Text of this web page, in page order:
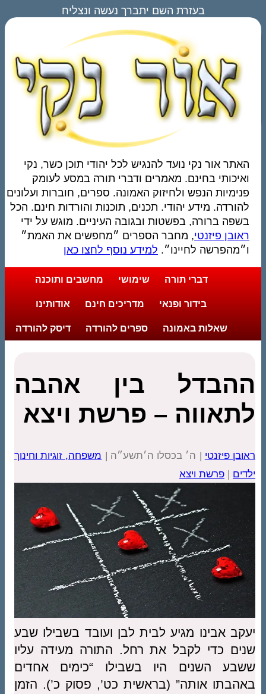
בעזרת השם יתברך נעשה ונצליח
האתר אור נקי נועד להנגיש לכל יהודי תוכן כשר, נקי
ואיכותי בחינם. מאמרים ודברי תורה במסע לעומק
פנימיות הנפש ולחיזוק האמונה. ספרים, חוברות ועלונים
להורדה. מידע יהודי. תכנים, תוכנות והורדות חינם. הכל
בשפה ברורה, בפשטות ובגובה העיניים. מוגש על ידי
ראובן פיזנטי, מחבר הספרים ״מחפשים את האמת״
ו״מהפרשה לחיינו״. למידע נוסף לחצו כאן
דברי תורה שימושי מחשבים ותוכנה
בידור ופנאי מדריכים חינם אודותינו
שאלות באמונה ספרים להורדה דיסק להורדה
ההבדל בין אהבה
לתאווה – פרשת ויצא
ראובן פיזנטי | ה׳ בכסלו ה׳תשע״ה | משפחה, זוגיות וחינוך
ילדים | פרשת ויצא
יעקב אבינו מגיע לבית לבן ועובד בשבילו שבע
שנים כדי לקבל את רחל. התורה מעידה עליו
ששבע השנים היו בשבילו “כימים אחדים
באהבתו אותה” (בראשית כט’, פסוק כ’). הזמן